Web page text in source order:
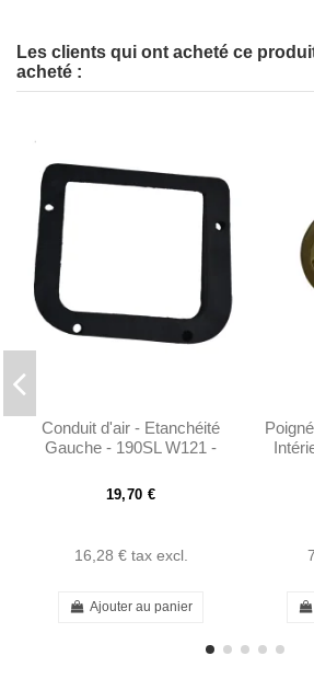
Les clients qui ont acheté ce
acheté :
Conduit d'air - Etanchéité
Gauche - 190SL W121 -
19,70 €
16,28 € tax excl.
Ajouter au panier